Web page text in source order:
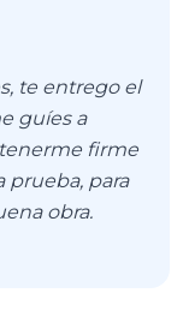
te entrego el
guíes a
firme
prueba, para
obra.